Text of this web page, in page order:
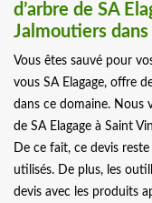
d’arbre de SA
Jalmoutiers
Vous êtes sauvé pour
vous SA Elagage, offre
dans ce domaine. Nous
de SA Elagage à Saint
De ce fait, ce devis
utilisés. De plus, les
devis avec les produits